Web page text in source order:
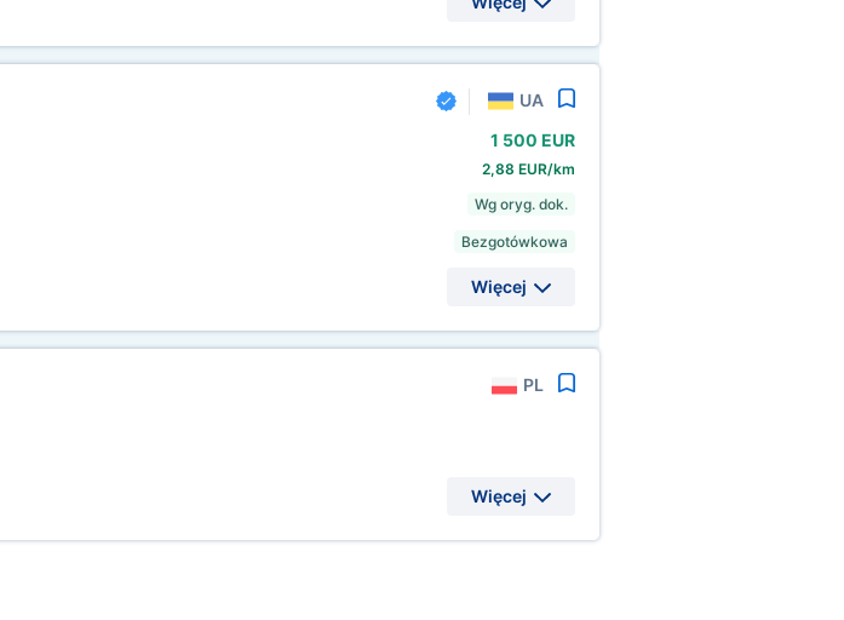
UA
1 500 EUR
2,88 EUR/km
Wg oryg. dok.
Bezgotówkowa
Więcej
PL
Więcej